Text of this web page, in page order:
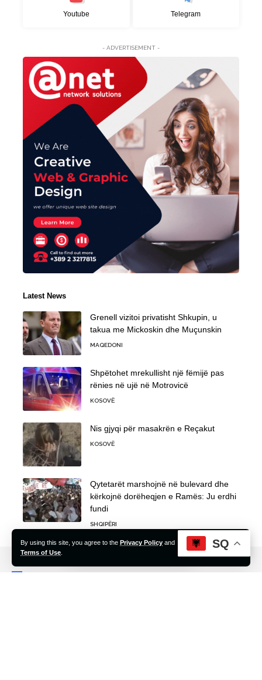
By using this site, you agree to the Privacy Policy and
Terms of Use
Accept
Youtube Telegram
- ADVERTISEMENT -
Latest News
Grenell vizitoi privatisht Shkupin, u
takua me Mickoskin dhe Muçunskin
MAQEDONI
Shpëtohet mrekullisht një fëmijë pas
rënies në ujë në Motrovicë
KOSOVË
Nis gjyqi për masakrën e Reçakut
KOSOVË
Qytetarët marshojnë në bulevard dhe
kërkojnë dorëheqjen e Ramës: Ju erdhi
fundi
SHQIPËRI
SQ